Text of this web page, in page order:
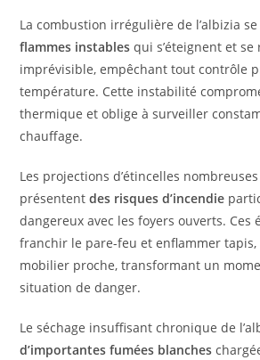
La combustion irrégulière de l’albizia
flammes instables qui s’éteignent et
imprévisible, empêchant tout contrôle
température. Cette instabilité
thermique et oblige à surveiller
chauffage.
Les projections d’étincelles
présententdes risques d’incendie
dangereux avec les foyers ouverts. Ces
franchir le pare-feu et enflammer tapis,
mobilier proche, transformant un
situation de danger.
Le séchage insuffisant chronique de
d’importantes fumées blanches